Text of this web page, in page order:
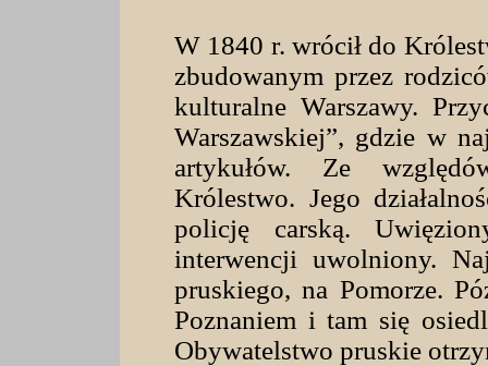
W 1840 r. wrócił do
zbudowanym przez
kulturalne Warszawy.
Warszawskiej”, gdzie w
artykułów. Ze
Królestwo. Jego
policję carską.
interwencji uwolniony.
pruskiego, na Pomorze.
Poznaniem i tam się
Obywatelstwo pruskie